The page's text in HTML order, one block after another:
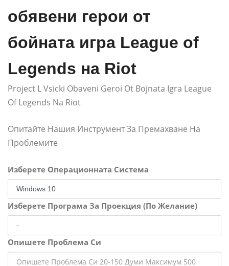
обявени герои от
бойната игра League of
Legends на Riot
Project L Vsicki Obaveni Geroi Ot Bojnata Igra League
Of Legends Na Riot
Опитайте Нашия Инструмент За Премахване На
Проблемите
Изберете Операционната Система
Изберете Програма За Проекция (По Желание)
Опишете Проблема Си